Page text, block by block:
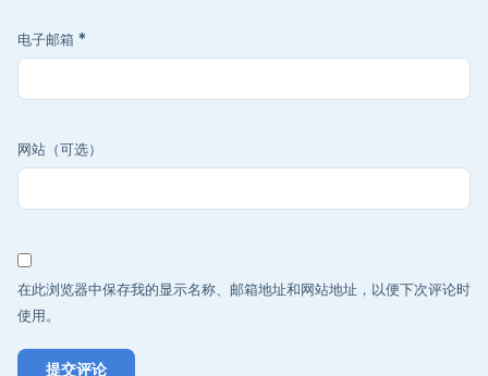
电子邮箱 *
网站（可选）
在此浏览器中保存我的显示名称、邮箱地址和网站地址，以便下次评论时
使用。